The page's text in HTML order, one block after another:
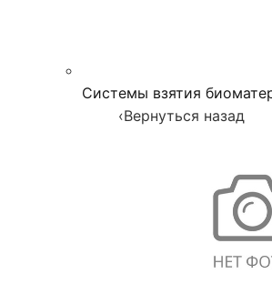
Системы взятия
‹Вернуться назад